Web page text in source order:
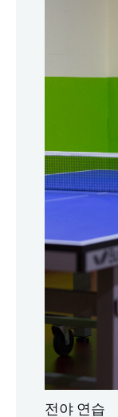
전야 연습